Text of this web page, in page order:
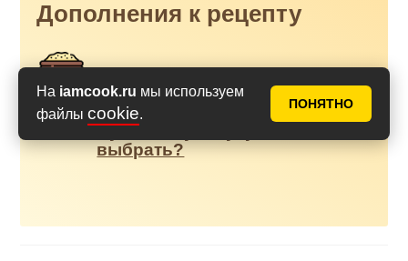
На iamcook.ru мы используем
файлы cookie.
ПОНЯТНО
Дополнения к рецепту
слабая мука? Сколько
клейковины в пшеничной
муке? Какую муку
выбрать?